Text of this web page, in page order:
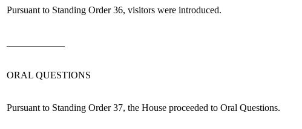
Pursuant to Standing Order 36, visitors were introduced.
ORAL QUESTIONS
Pursuant to Standing Order 37, the House proceeded to Oral Questions.